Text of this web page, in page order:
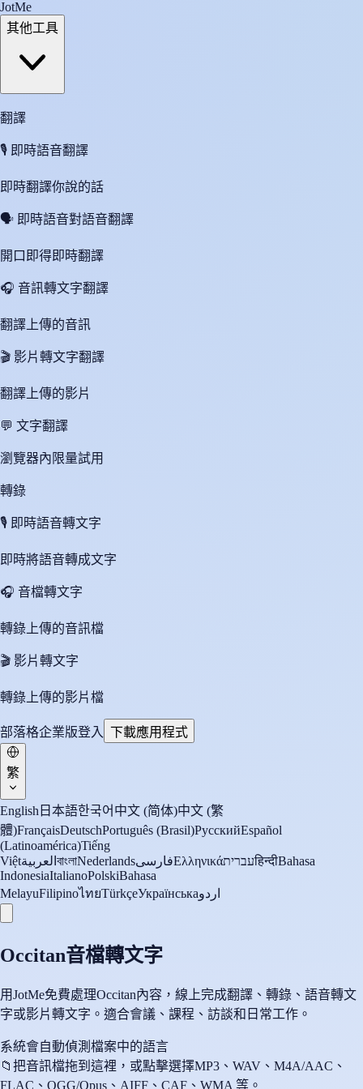
JotMe
其他工具
翻譯
🎙️ 即時語音翻譯
即時翻譯你說的話
🗣️ 即時語音對語音翻譯
開口即得即時翻譯
🎧 音訊轉文字翻譯
翻譯上傳的音訊
🎬 影片轉文字翻譯
翻譯上傳的影片
💬 文字翻譯
瀏覽器內限量試用
轉錄
🎙️ 即時語音轉文字
即時將語音轉成文字
🎧 音檔轉文字
轉錄上傳的音訊檔
🎬 影片轉文字
轉錄上傳的影片檔
部落格企業版登入 下載應用程式
繁
English 日本語한국어 中文 (简体)中文 (繁
體)FrançaisDeutschPortuguês (Brasil)РусскийEspañol
(Latinoamérica)Tiếng
Việtالعربية বাংলাNederlandsفارسیΕλληνικάעבריתहिन्दीBahasa
IndonesiaItalianoPolskiBahasa
MelayuFilipinoไทยTürkçeУкраїнськаاردو
Occitan音檔轉文字
用JotMe免費處理Occitan內容，線上完成翻譯、轉錄、語音轉文
字或影片轉文字。適合會議、課程、訪談和日常工作。
系統會自動偵測檔案中的語言
📁 把音訊檔拖到這裡，或點擊選擇MP3、WAV、M4A/AAC、
FLAC、OGG/Opus、AIFF、CAF、WMA 等。